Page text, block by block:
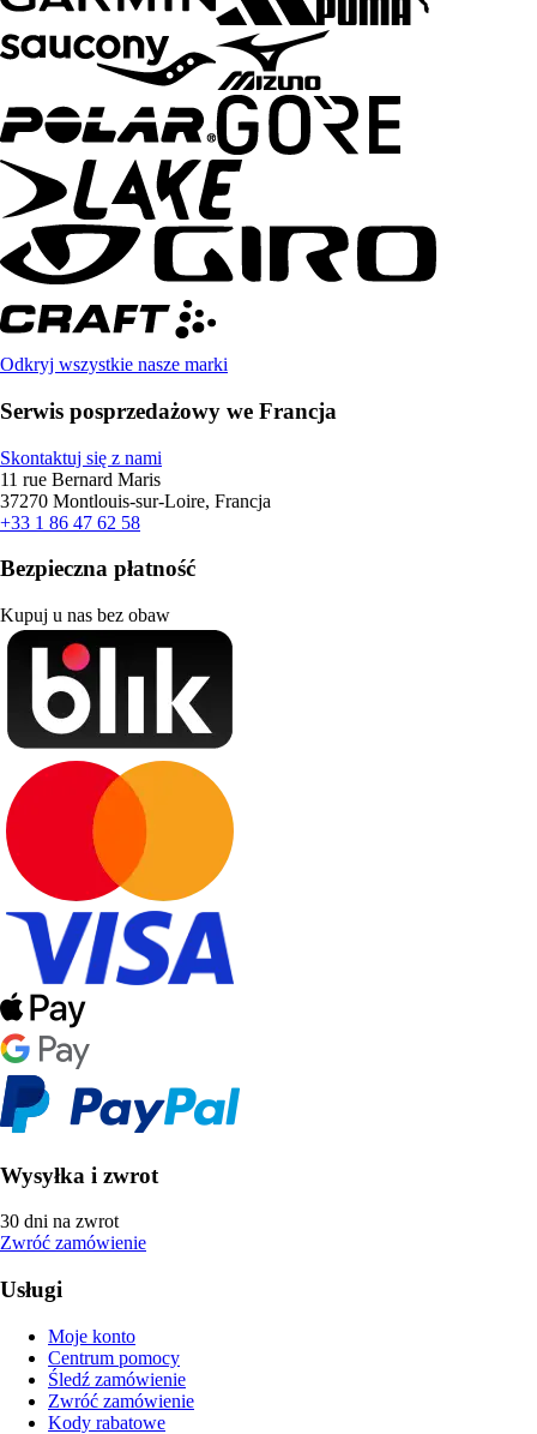
Odkryj wszystkie nasze marki
Serwis posprzedażowy we Francja
Skontaktuj się z nami
11 rue Bernard Maris
37270 Montlouis-sur-Loire, Francja
+33 1 86 47 62 58
Bezpieczna płatność
Kupuj u nas bez obaw
Wysyłka i zwrot
30 dni na zwrot
Zwróć zamówienie
Usługi
Moje konto
Centrum pomocy
Śledź zamówienie
Zwróć zamówienie
Kody rabatowe